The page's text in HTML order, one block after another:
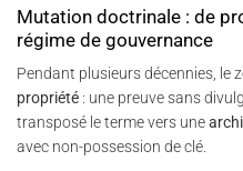
Mutation doctrinale : de
régime de gouvernance
Pendant plusieurs décennies, le
propriété : une preuve sans
transposé le terme vers une
avec non-possession de clé.